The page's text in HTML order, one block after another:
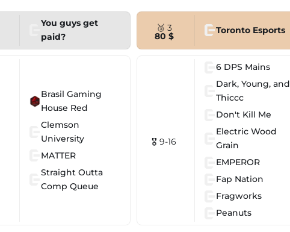
You guys get
paid?
🥉 3
80 $
Toronto Esports
Brasil Gaming
House Red
Clemson
University
MATTER
Straight Outta
Comp Queue
🎖 9-16
6 DPS Mains
Dark, Young, and
Thiccc
Don't Kill Me
Electric Wood
Grain
EMPEROR
Fap Nation
Fragworks
Peanuts